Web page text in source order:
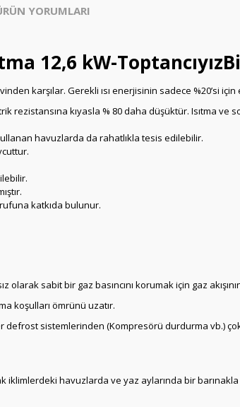
YORUMLARI
12,6 kW-
karşılar. Gerekli ısı enerjisinin sadece %20’si
rezistansına kıyasla % 80 daha düşüktür. Isıtma ve
havuzlarda da rahatlıkla tesis edilebilir.
katkıda bulunur.
sabit bir gaz basıncını korumak için gaz
koşulları ömrünü uzatır.
defrost sistemlerinden (Kompresörü durdurma
havuzlarda ve yaz aylarında bir barınakla